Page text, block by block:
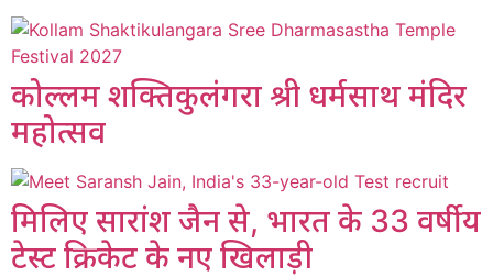
कोल्लम शक्तिकुलंगरा श्री धर्मसाथ मंदिर
महोत्सव
मिलिए सारांश जैन से, भारत के 33 वर्षीय
टेस्ट क्रिकेट के नए खिलाड़ी